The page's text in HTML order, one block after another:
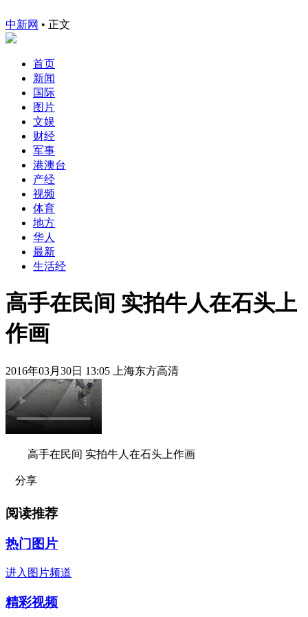
中新网 • 正文
首页
新闻
国际
图片
文娱
财经
军事
港澳台
产经
视频
体育
地方
华人
最新
生活经
高手在民间 实拍牛人在石头上
作画
2016年03月30日 13:05 上海东方高清
高手在民间 实拍牛人在石头上作画
分享
阅读推荐
热门图片
进入图片频道
精彩视频